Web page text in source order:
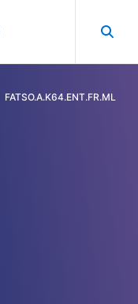
FATSO.A.K64.ENT.FR.ML